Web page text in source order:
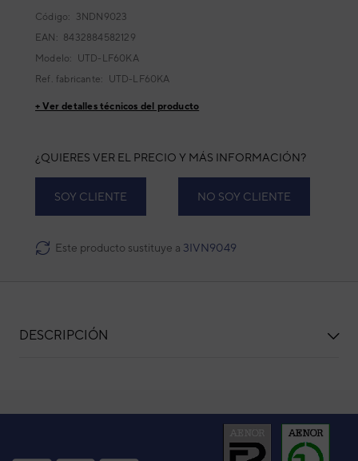
Código: 3NDN9023
EAN: 8432884582129
Modelo: UTD-LF60KA
Ref. fabricante: UTD-LF60KA
+ Ver detalles técnicos del producto
¿QUIERES VER EL PRECIO Y MÁS INFORMACIÓN?
SOY CLIENTE NO SOY CLIENTE
Este producto sustituye a 3IVN9049
DESCRIPCIÓN
Filtro ARXG 36-45-54 UTD-LF60KA